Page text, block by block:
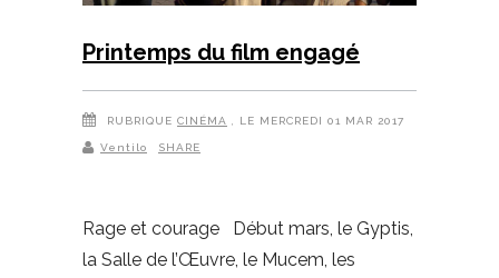
Printemps du film engagé
RUBRIQUE CINÉMA , LE MERCREDI 01 MAR 2017
Ventilo SHARE
Rage et courage Début mars, le Gyptis,
la Salle de l’Œuvre, le Mucem, les